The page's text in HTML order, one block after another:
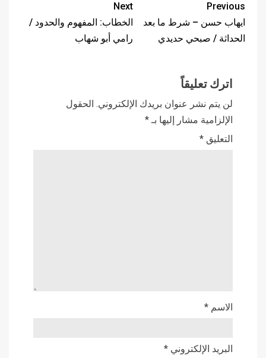
Previous
ايهاب حسن – شرط ما بعد
الحداثة / صبحي حديدي
Next
الخطاب: المفهوم والحدود /
رامي أبو شهاب
اترك تعليقاً
لن يتم نشر عنوان بريدك الإلكتروني. الحقول
الإلزامية مشار إليها بـ*
التعليق *
الاسم *
البريد الإلكتروني *